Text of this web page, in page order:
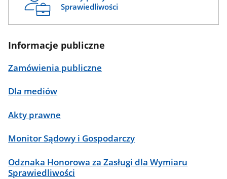
Sprawiedliwości
Informacje publiczne
Zamówienia publiczne
Dla mediów
Akty prawne
Monitor Sądowy i Gospodarczy
Odznaka Honorowa za Zasługi dla Wymiaru
Sprawiedliwości